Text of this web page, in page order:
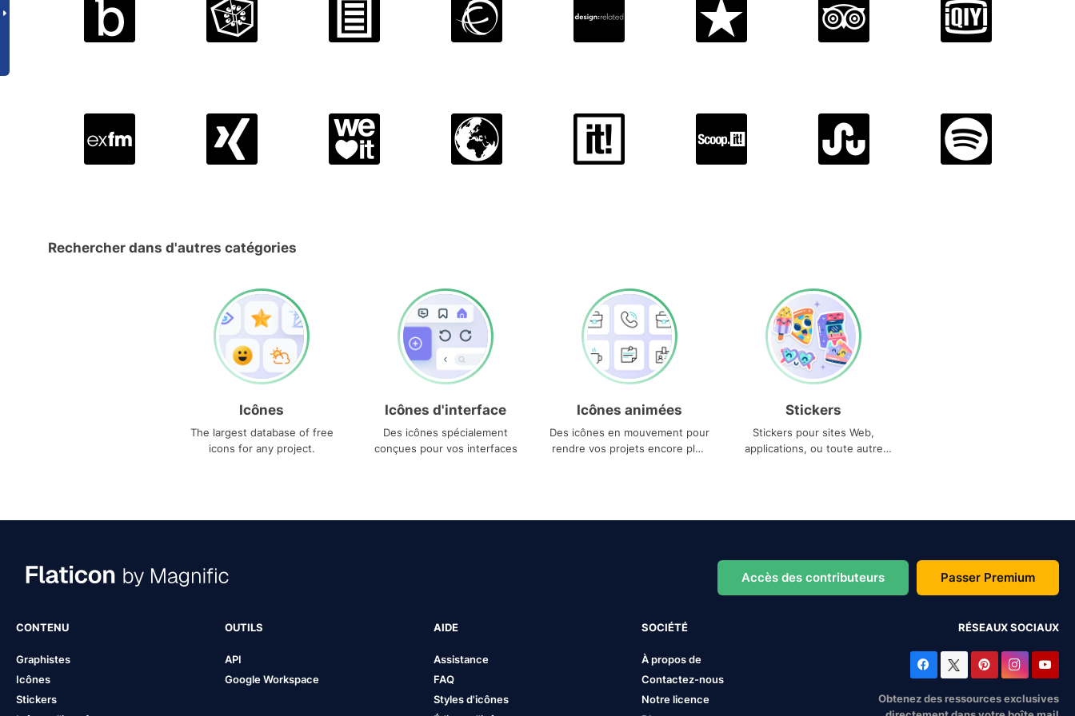
Rechercher dans d'autres catégories
Icônes
The largest database of free
icons for any project.
Icônes d'interface
Des icônes spécialement
conçues pour vos interfaces
Icônes animées
Des icônes en mouvement pour
rendre vos projets encore plus
Stickers
Stickers pour sites Web,
applications, ou toute autre
Accès des contributeurs Passer Premium
CONTENU
Graphistes
Icônes
Stickers
OUTILS
API
Google Workspace
AIDE
Assistance
FAQ
Styles d'icônes
SOCIÉTÉ
À propos de
Contactez-nous
Notre licence
RÉSEAUX SOCIAUX
Obtenez des ressources exclusives